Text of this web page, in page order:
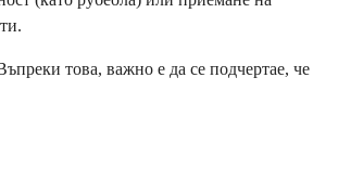
това, важно е да се подчертае, че